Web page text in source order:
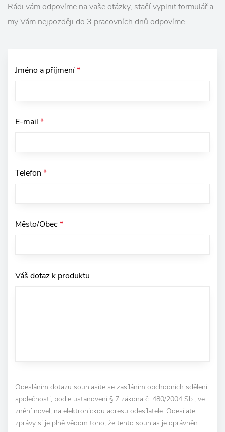
Rádi vám odpovíme na vaše otázky, stačí vyplnit formulář a
my Vám nejpozději do 3 pracovních dnů odpovíme.
Jméno a příjmení*
E-mail *
Telefon *
Město/Obec*
Váš dotaz k produktu
Odesláním dotazu souhlasíte se zasíláním obchodních sdělení
společnosti, podle ustanovení § 7 zákona č. 480/2004 Sb., ve
znění novel, na elektronickou adresu odesílatele. Odesílatel
zprávy si je plně vědom toho, že tento souhlas je oprávněn